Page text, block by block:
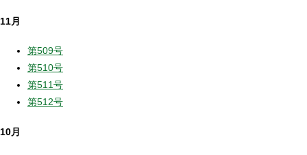
11月
第509号
第510号
第511号
第512号
10月